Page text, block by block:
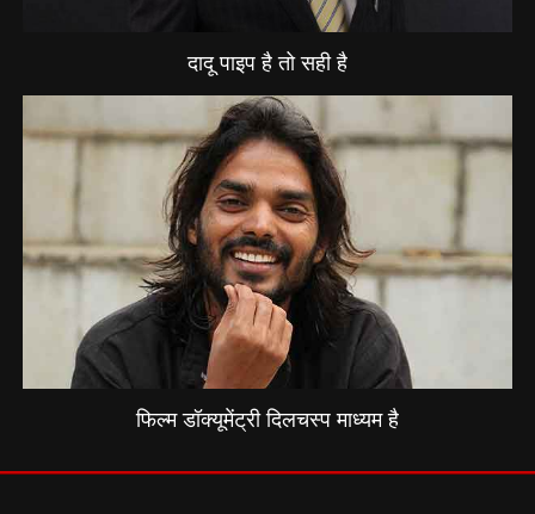
दादू पाइप है तो सही है
फिल्म डॉक्यूमेंट्री दिलचस्प माध्यम है